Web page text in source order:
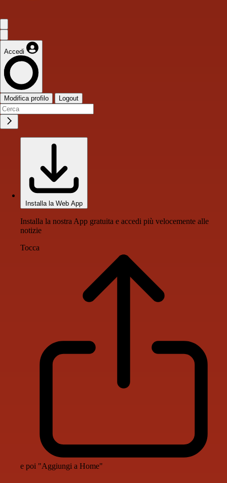
Accedi
Modifica profilo Logout
Installa la Web App
Installa la nostra App gratuita e accedi più velocemente alle
notizie
Tocca
e poi "Aggiungi a Home"